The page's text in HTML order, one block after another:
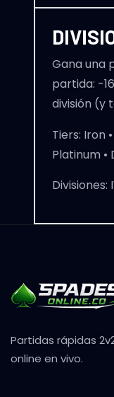
Gana una
partida: -
división (y
Tiers: Iron
Platinum •
Divisiones:
Partidas rápidas
online en vivo.